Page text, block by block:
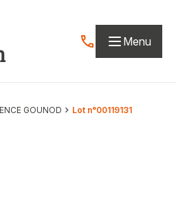
Contactez-nous
Menu
GOUNOD Lot n°00119131